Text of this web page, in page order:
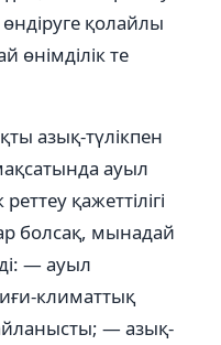
қолайлы
өнімділік те
азық-түлікпен
ауыл
қажеттілігі
болсақ, мынадай
— ауыл
климаттық
— азық-